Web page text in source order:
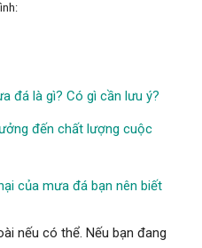
đá là gì? Có gì cần lưu ý?
đến chất lượng cuộc
của mưa đá bạn nên biết
nếu có thể. Nếu bạn đang